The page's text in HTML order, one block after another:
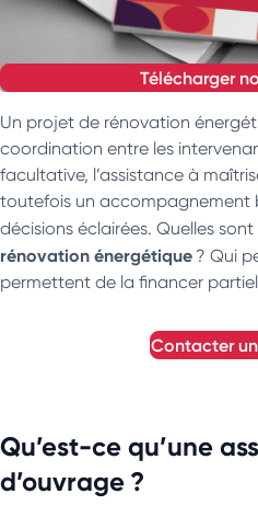
Télécharger
Un projet de rénovation
coordination entre les
facultative, l’assistance à
toutefois un accompagnement
décisions éclairées. Quelles sont
rénovation énergétique ? Qui
permettent de la financer
contacter
Qu’est-ce qu’une
d’ouvrage ?